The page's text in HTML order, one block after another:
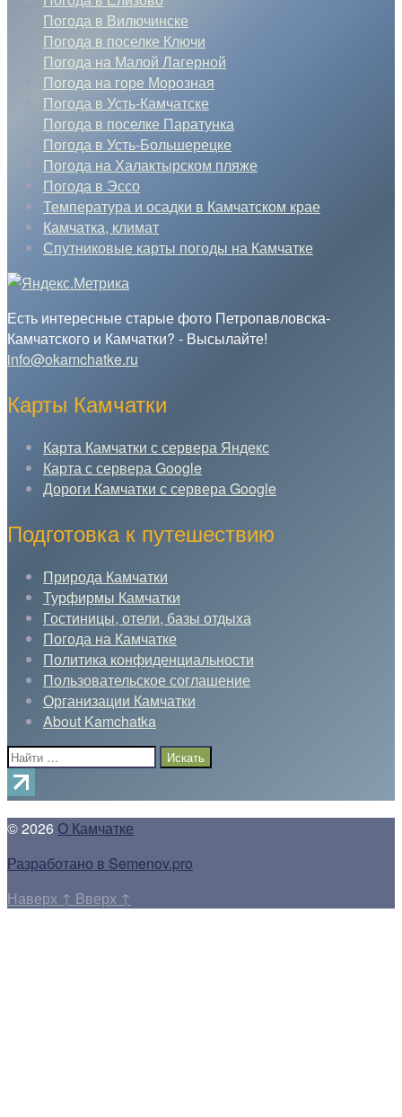
Погода в Вилючинске
Погода в поселке Ключи
Погода на Малой Лагерной
Погода на горе Морозная
Погода в Усть-Камчатске
Погода в поселке Паратунка
Погода в Усть-Большерецке
Погода на Халактырском пляже
Погода в Эссо
Температура и осадки в Камчатском крае
Камчатка, климат
Спутниковые карты погоды на Камчатке
Есть интересные старые фото Петропавловска-
Камчатского и Камчатки? - Высылайте!
info@okamchatke.ru
Карты Камчатки
Карта Камчатки с сервера Яндекс
Карта с сервера Google
Дороги Камчатки с сервера Google
Подготовка к путешествию
Природа Камчатки
Турфирмы Камчатки
Гостиницы, отели, базы отдыха
Погода на Камчатке
Политика конфиденциальности
Пользовательское соглашение
Организации Камчатки
About Kamchatka
Поиск:
© 2026 О Камчатке
Разработано в Semenov.pro
Наверх ↑ Вверх ↑